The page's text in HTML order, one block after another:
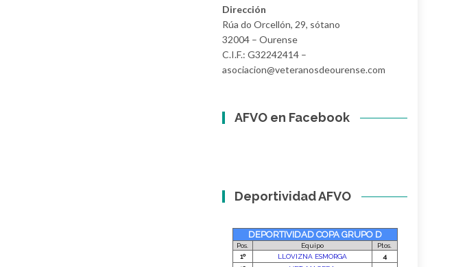
Dirección
Rúa do Orcellón, 29, sótano
32004 – Ourense
C.I.F.: G32242414 –
asociacion@veteranosdeourense.com
AFVO en Facebook
Deportividad AFVO